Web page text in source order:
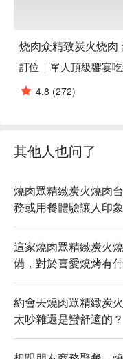
烧肉众精致炭火烧肉
訂位｜單人頂級饗宴
4.8 (272)
其他人也问了
燒肉眾精緻炭火燒肉
務或用餐體驗讓人印
這家燒肉眾精緻炭火
備，對於喜愛燒烤有
約會去燒肉眾精緻炭
太吵雜還是蠻舒適的？